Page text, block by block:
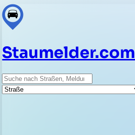
Staumelder.com
Suche
Straße